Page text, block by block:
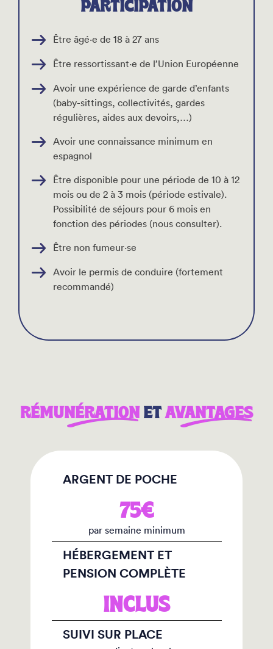
PARTICIPATION
Être âgé·e de 18 à 27 ans
Être ressortissant·e de l’Union Européenne
Avoir une expérience de garde d’enfants
(baby-sittings, collectivités, gardes
régulières, aides aux devoirs,…)
Avoir une connaissance minimum en
espagnol
Être disponible pour une période de 10 à 12
mois ou de 2 à 3 mois (période estivale).
Possibilité de séjours pour 6 mois en
fonction des périodes (nous consulter).
Être non fumeur·se
Avoir le permis de conduire (fortement
recommandé)
RÉMUNÉRATION ETAVANTAGES
ARGENT DE POCHE
75€
par semaine minimum
HÉBERGEMENT ET
PENSION COMPLÈTE
INCLUS
SUIVI SUR PLACE